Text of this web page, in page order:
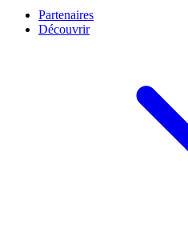
Partenaires
Découvrir